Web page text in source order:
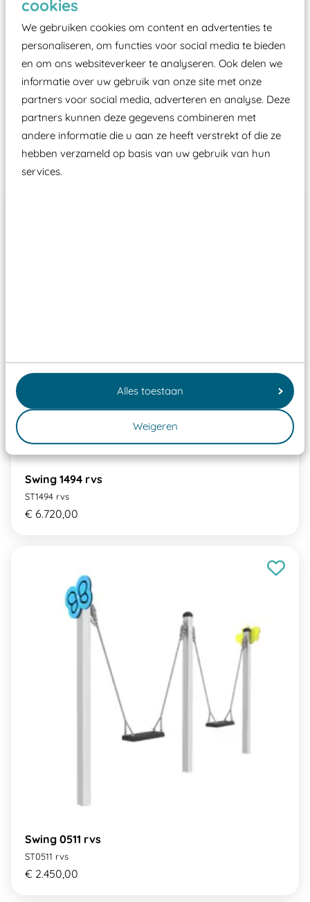
cookies
We gebruiken cookies om content en advertenties te
personaliseren, om functies voor social media te bieden
en om ons websiteverkeer te analyseren. Ook delen we
informatie over uw gebruik van onze site met onze
partners voor social media, adverteren en analyse. Deze
partners kunnen deze gegevens combineren met
andere informatie die u aan ze heeft verstrekt of die ze
hebben verzameld op basis van uw gebruik van hun
services.
Alles toestaan
Weigeren
moet zijn van een typekeuring, -plaatje en
certificering, uitgegeven door een Nederlands
aangewezen keuringsinstantie?
Wij ook speeltoestellen kunnen laten keuren zodat
ze toch binnen het Warenwetbesluit Attractie- en
Speeltoestellen vallen?
Past er goed bij
Swing 1494 rvs
ST1494 rvs
€ 6.720,00
Swing 0511 rvs
ST0511 rvs
€ 2.450,00